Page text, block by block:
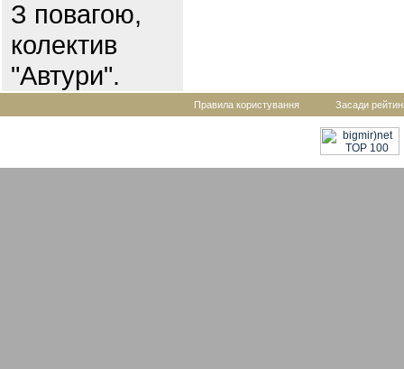
З повагою,
колектив
"Автури".
Правила користування Засади